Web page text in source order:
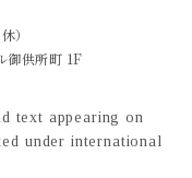
）
御供所町 1F
text appearing on
under international